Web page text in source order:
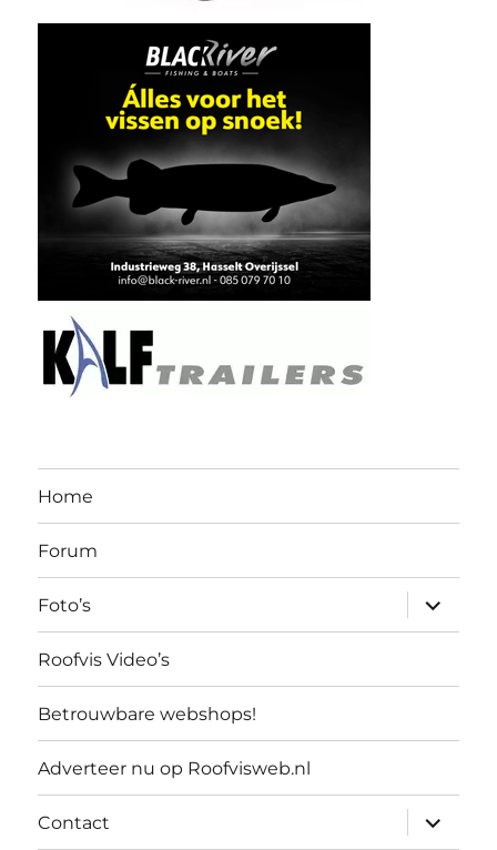
Home
Forum
Foto’s
Roofvis Video’s
Betrouwbare webshops!
Adverteer nu op Roofvisweb.nl
Contact